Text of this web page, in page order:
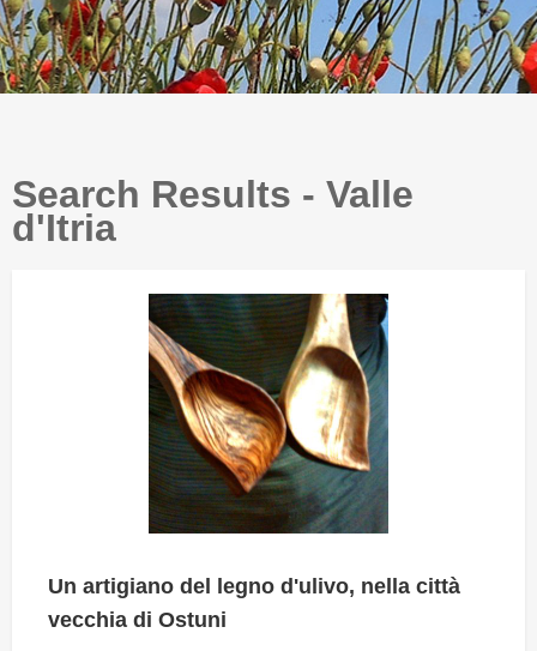
Search Results - Valle
d'Itria
Un artigiano del legno d'ulivo, nella città
vecchia di Ostuni